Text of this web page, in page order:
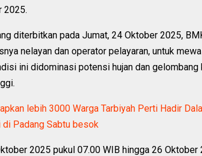
2025.
diterbitkan pada Jumat, 24 Oktober 2025,
nelayan dan operator pelayaran, untuk
ini didominasi potensi hujan dan
lebih 3000 Warga Tarbiyah Perti Hadir
Padang Sabtu besok
2025 pukul 07.00 WIB hingga 26